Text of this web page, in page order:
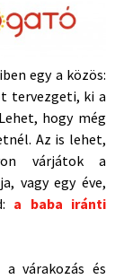
egy a közös:
tervezgeti, ki a
hogy még
Az is lehet,
várjátok a
vagy egy éve,
a baba iránti
várakozás és